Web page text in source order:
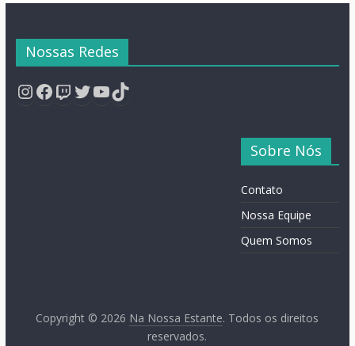
Nossas Redes
Instagram
Facebook
Twitch
Twitter
YouTube
TikTok
Sobre Nós
Contato
Nossa Equipe
Quem Somos
Copyright © 2026 Na Nossa Estante. Todos os direitos
reservados.